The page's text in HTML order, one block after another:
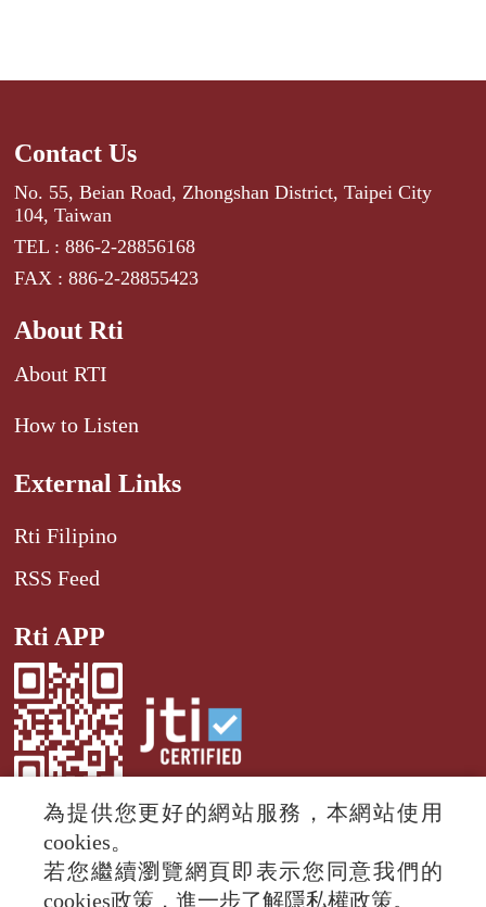
Contact Us
No. 55, Beian Road, Zhongshan District, Taipei City
104, Taiwan
TEL : 886-2-28856168
FAX : 886-2-28855423
About Rti
About RTI
How to Listen
External Links
Rti Filipino
RSS Feed
Rti APP
© 2024 RTI (Radio Taiwan International).
All rights reserved.
為提供您更好的網站服務，本網站使用
cookies。
若您繼續瀏覽網頁即表示您同意我們的
cookies政策，進一步了解隱私權政策。